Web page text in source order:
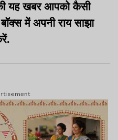
यह खबर आपको कैसी
में अपनी राय साझा